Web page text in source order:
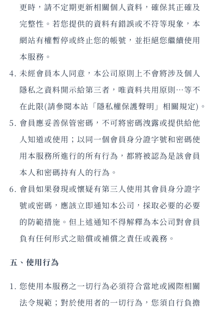
更時，請不定期更新相關個人資料，確保其正確及
完整性。若您提供的資料有錯誤或不符等現象，本
網站有權暫停或終止您的帳號，並拒絕您繼續使用
本服務。
未經會員本人同意，本公司原則上不會將涉及個人
隱私之資料開示給第三者，唯資料共用原則…等不
在此限(請參閱本站「隱私權保護聲明」相關規定)。
會員應妥善保管密碼，不可將密碼洩露或提供給他
人知道或使用；以同一個會員身分證字號和密碼使
用本服務所進行的所有行為，都將被認為是該會員
本人和密碼持有人的行為。
會員如果發現或懷疑有第三人使用其會員身分證字
號或密碼，應該立即通知本公司，採取必要的必要
的防範措施。但上述通知不得解釋為本公司對會員
負有任何形式之賠償或補償之責任或義務。
五、使用行為
您使用本服務之一切行為必須符合當地或國際相關
法令規範；對於使用者的一切行為，您須自行負擔